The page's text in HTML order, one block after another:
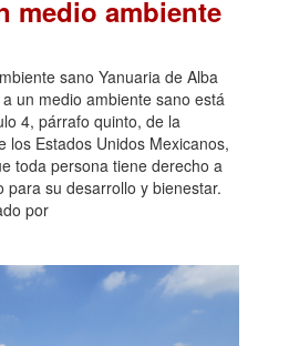
medio ambiente
sano Yanuaria de Alba
un medio ambiente sano está
4, párrafo quinto, de la
los Estados Unidos Mexicanos,
toda persona tiene derecho a
para su desarrollo y bienestar.
por